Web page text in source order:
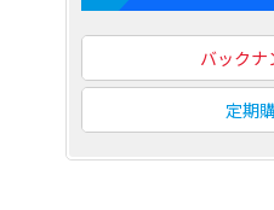
バックナ
定期